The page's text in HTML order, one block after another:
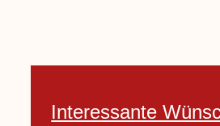
Interessante